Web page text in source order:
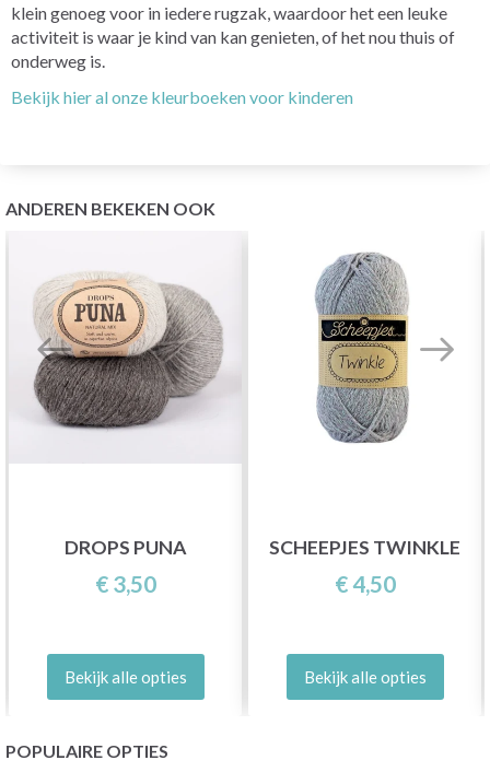
klein genoeg voor in iedere rugzak, waardoor het een leuke
activiteit is waar je kind van kan genieten, of het nou thuis of
onderweg is.
Bekijk hier al onze kleurboeken voor kinderen
ANDEREN BEKEKEN OOK
DROPS PUNA
€ 3,50
Bekijk alle opties
SCHEEPJES TWINKLE
€ 4,50
Bekijk alle opties
POPULAIRE OPTIES